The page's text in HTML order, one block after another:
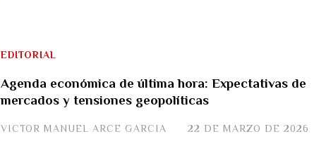
Agenda económica de última hora: Expectativas de
mercados y tensiones geopolíticas
VICTOR MANUEL ARCE GARCIA
EDITORIAL
22 DE MARZO DE 2026